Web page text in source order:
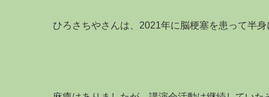
ひろさちやさんは、2021年に脳梗塞を患って半